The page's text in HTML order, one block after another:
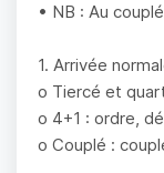
• NB : Au
1. Arrivée
o Tiercé et
o 4+1 : ordre,
o Couplé :